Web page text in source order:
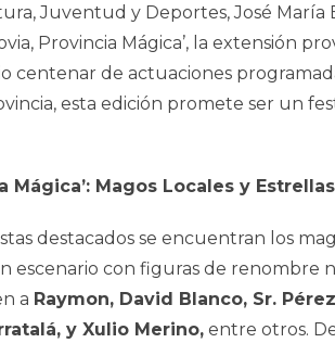
Juventud y Deportes, José
Provincia Mágica’, la extensión
centenar de actuaciones
esta edición promete ser un
Mágica’: Magos Locales y
destacados se encuentran los
escenario con figuras de renombre
a Raymon, David Blanco, Sr.
y Xulio Merino, entre otros.